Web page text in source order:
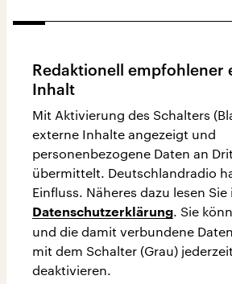
Redaktionell empfohlener
Inhalt
Mit Aktivierung des Schalters
externe Inhalte angezeigt und
personenbezogene Daten an
übermittelt. Deutschlandradio
Einfluss. Näheres dazu lesen
Datenschutzerklärung. Sie
und die damit verbundene
mit dem Schalter (Grau)
deaktivieren.